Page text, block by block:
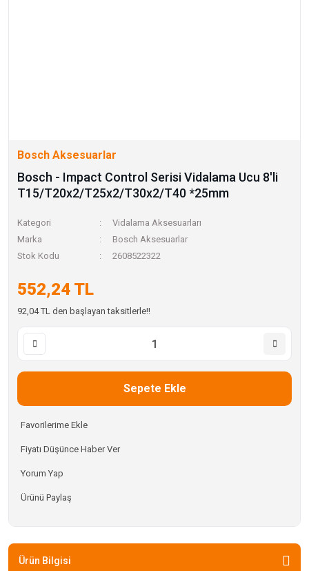
Bosch Aksesuarlar
Bosch - Impact Control Serisi Vidalama Ucu 8'li
T15/T20x2/T25x2/T30x2/T40 *25mm
Kategori
Vidalama Aksesuarları
Marka
Bosch Aksesuarlar
Stok Kodu
2608522322
552,24 TL
92,04 TL den başlayan taksitlerle!!
Sepete Ekle
Fiyatı Düşünce Haber Ver
Yorum Yap
Ürünü Paylaş
Ürün Bilgisi